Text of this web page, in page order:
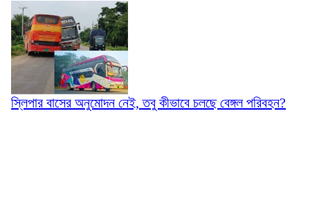
স্লিপার বাসের অনুমোদন নেই, তবু কীভাবে চলছে বেঙ্গল পরিবহন?